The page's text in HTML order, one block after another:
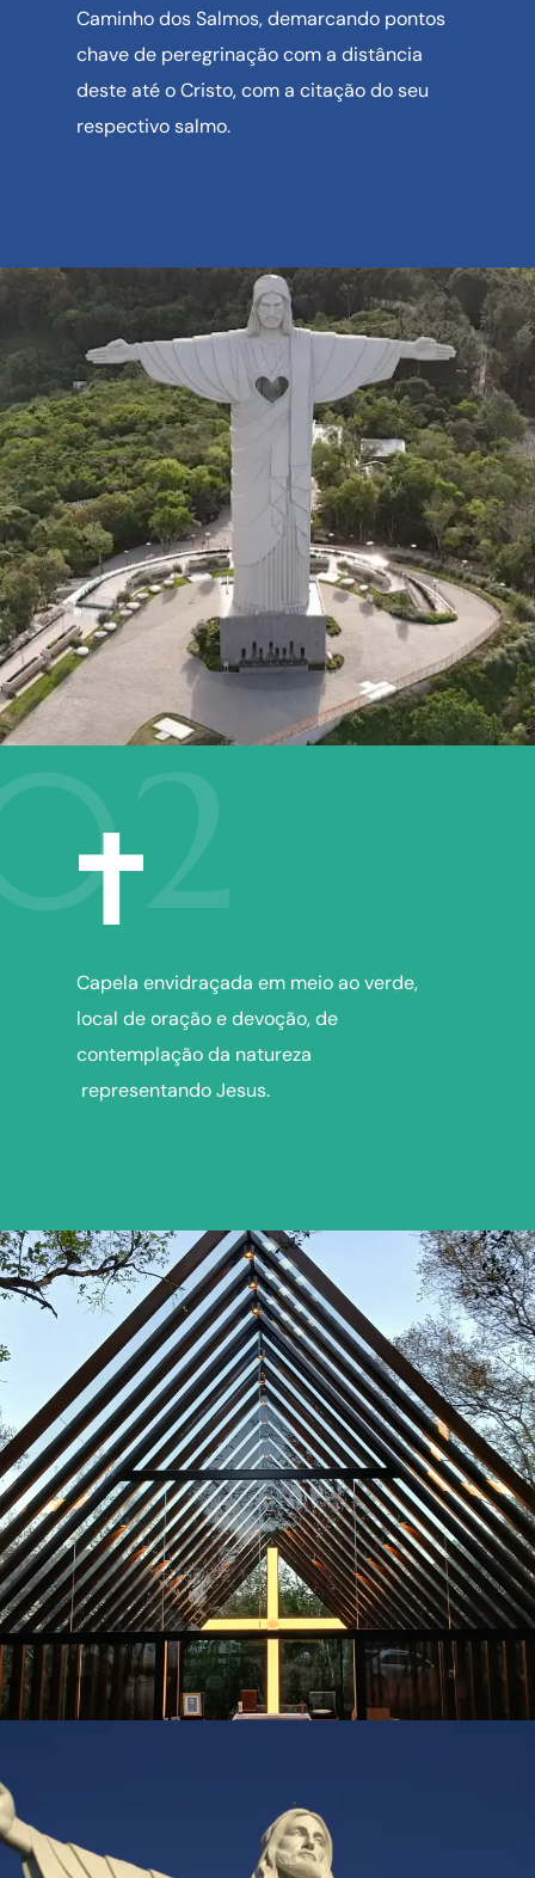
Caminho dos Salmos, demarcando pontos
chave de peregrinação com a distância
deste até o Cristo, com a citação do seu
respectivo salmo.
Capela envidraçada em meio ao verde,
local de oração e devoção, de
contemplação da natureza
representando Jesus.